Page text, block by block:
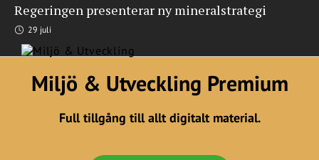
Regeringen presenterar ny mineralstrategi
29 juli
Miljö & Utveckling Premium
Full tillgång till allt digitalt material.